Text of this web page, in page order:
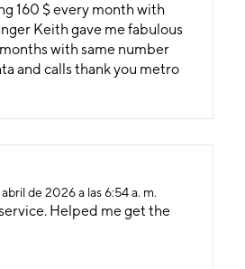
month with
Keith gave me fabulous
with same number
and calls thank you metro
de 2026 a las 6:54 a. m.
Helped me get the